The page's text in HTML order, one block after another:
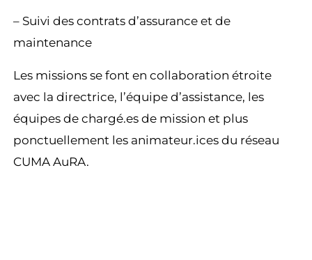
– Suivi des contrats d’assurance et de
maintenance
Les missions se font en collaboration étroite
avec la directrice, l’équipe d’assistance, les
équipes de chargé.es de mission et plus
ponctuellement les animateur.ices du réseau
CUMA AuRA.